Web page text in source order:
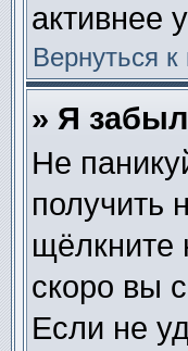
активнее
Вернуться к
» Я
Не
получить
щёлкните
скоро вы
Если не